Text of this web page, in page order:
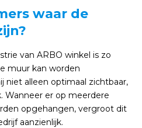
waar de
van ARBO winkel is zo
muur kan worden
niet alleen optimaal zichtbaar,
Wanneer er op meerdere
opgehangen, vergroot dit
aanzienlijk.